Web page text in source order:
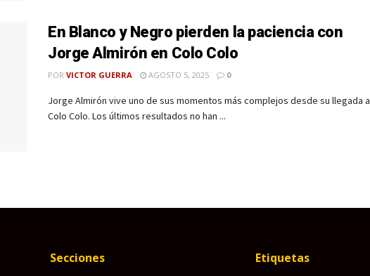
En Blanco y Negro pierden la paciencia con
Jorge Almirón en Colo Colo
POR VICTOR GUERRA AGOSTO 5, 2025 0
Jorge Almirón vive uno de sus momentos más complejos desde su llegada a
Colo Colo. Los últimos resultados no han ...
Secciones Etiquetas